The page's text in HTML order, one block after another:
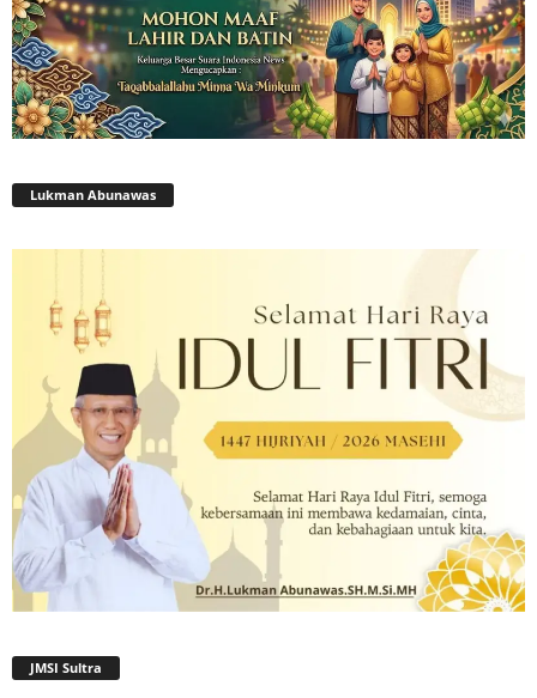
Lukman Abunawas
JMSI Sultra